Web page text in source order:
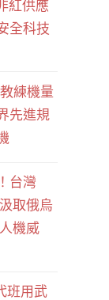
紅供應
全科技
練機量
先進規
台灣
取俄烏
機威
班用武